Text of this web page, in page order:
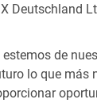
Deutschland
de
lo que más